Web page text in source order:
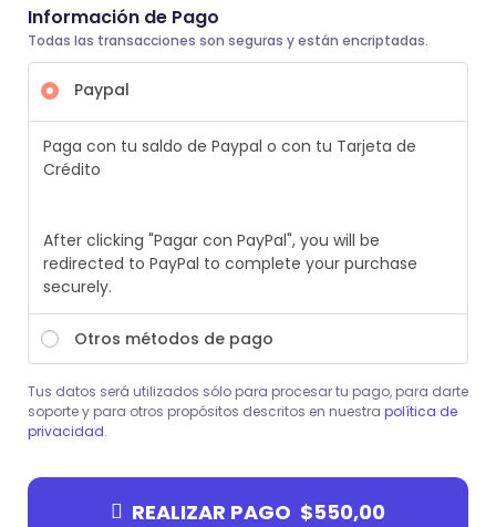
Información de Pago
Todas las transacciones son seguras y están encriptadas.
Paypal
Paga con tu saldo de Paypal o con tu Tarjeta de
Crédito
After clicking "Pagar con PayPal", you will be
redirected to PayPal to complete your purchase
securely.
Otros métodos de pago
Tus datos será utilizados sólo para procesar tu pago, para darte
soporte y para otros propósitos descritos en nuestra política de
privacidad.
REALIZAR PAGO $550,00